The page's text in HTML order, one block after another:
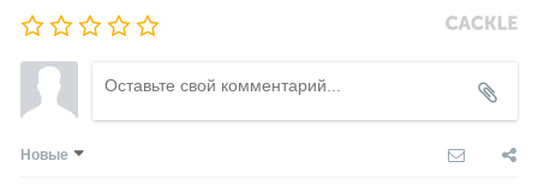
Новые